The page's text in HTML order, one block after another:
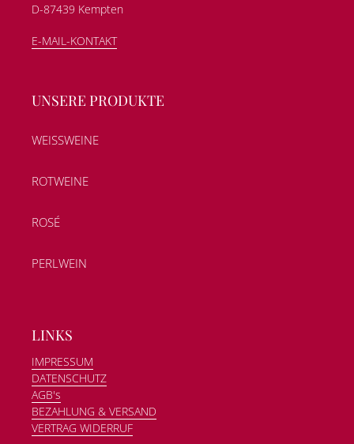
D-87439 Kempten
E-MAIL-KONTAKT
UNSERE PRODUKTE
WEISSWEINE
ROTWEINE
ROSÉ
PERLWEIN
LINKS
IMPRESSUM
DATENSCHUTZ
AGB's
BEZAHLUNG & VERSAND
VERTRAG WIDERRUF